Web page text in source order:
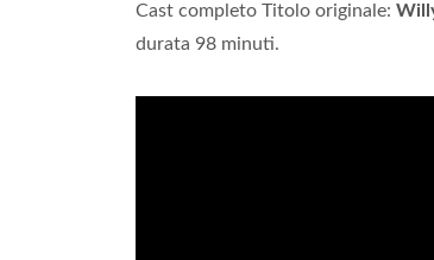
Cast completo Titolo originale:
durata 98 minuti.